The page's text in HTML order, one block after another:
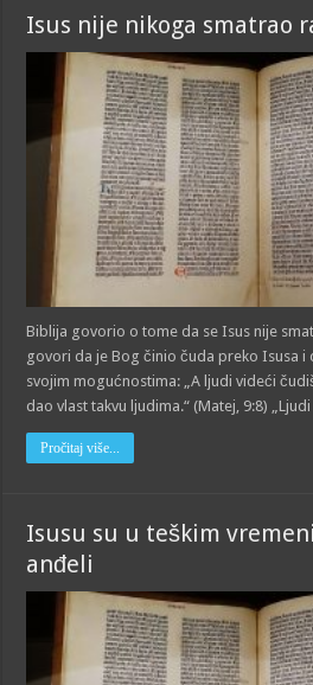
Isus nije nikoga smatrao
Biblija govorio o tome da se Isus nije
govori da je Bog činio čuda preko Isusa i
svojim mogućnostima: „A lјudi videći
dao vlast takvu lјudima.“ (Matej, 9:8)
Pročitaj više...
Isusu su u teškim
anđeli